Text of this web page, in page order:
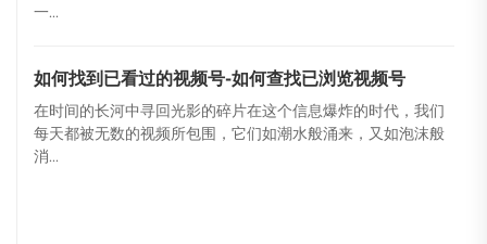
一...
如何找到已看过的视频号-如何查找已浏览视频号
在时间的长河中寻回光影的碎片在这个信息爆炸的时代，我们
每天都被无数的视频所包围，它们如潮水般涌来，又如泡沫般
消...